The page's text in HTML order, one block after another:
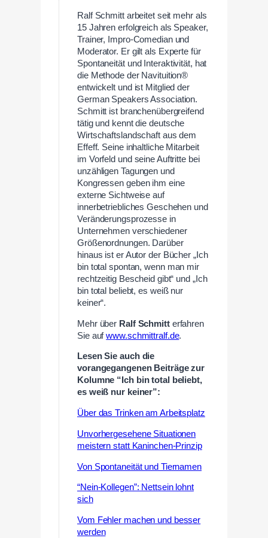
Ralf Schmitt arbeitet seit mehr als
15 Jahren erfolgreich als Speaker,
Trainer, Impro-Comedian und
Moderator. Er gilt als Experte für
Spontaneität und Interaktivität, hat
die Methode der Navituition®
entwickelt und ist Mitglied der
German Speakers Association.
Schmitt ist branchenübergreifend
tätig und kennt die deutsche
Wirtschaftslandschaft aus dem
Effeff. Seine inhaltliche Mitarbeit
im Vorfeld und seine Auftritte bei
unzähligen Tagungen und
Kongressen geben ihm eine
externe Sichtweise auf
innerbetriebliches Geschehen und
Veränderungsprozesse in
Unternehmen verschiedener
Größenordnungen. Darüber
hinaus ist er Autor der Bücher „Ich
bin total spontan, wenn man mir
rechtzeitig Bescheid gibt“ und „Ich
bin total beliebt, es weiß nur
keiner“.
Mehr über Ralf Schmitterfahren
Sie aufwww.schmittralf.de.
Lesen Sie auch die
vorangegangenen Beiträge zur
Kolumne “Ich bin total beliebt,
es weiß nur keiner”:
Über das Trinken am Arbeitsplatz
Unvorhergesehene Situationen
meistern statt Kaninchen-Prinzip
Von Spontaneität und Tiernamen
“Nein-Kollegen”: Nettsein lohnt
sich
Vom Fehler machen und besser
werden